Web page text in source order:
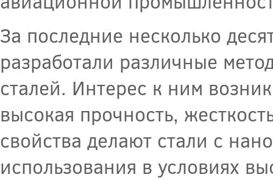
За последние несколько
разработали различные
сталей. Интерес к ним
высокая прочность,
свойства делают стали с
использования в условиях